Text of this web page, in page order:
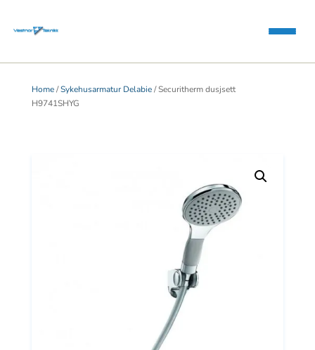
Home/Sykehusarmatur Delabie/ Securitherm dusjsett
H9741SHYG